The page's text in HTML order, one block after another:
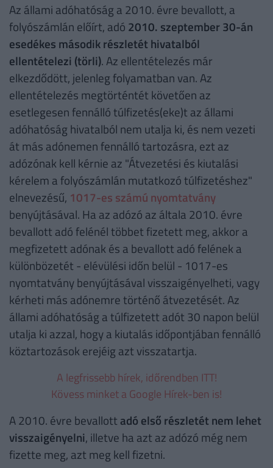
Az állami adóhatóság a 2010. évre bevallott, a
folyószámlán előírt, adó 2010. szeptember 30-án
esedékes második részletét hivatalból
ellentételezi (törli). Az ellentételezés már
elkezdődött, jelenleg folyamatban van. Az
ellentételezés megtörténtét követően az
esetlegesen fennálló túlfizetés(eke)t az állami
adóhatóság hivatalból nem utalja ki, és nem vezeti
át más adónemen fennálló tartozásra, ezt az
adózónak kell kérnie az "Átvezetési és kiutalási
kérelem a folyószámlán mutatkozó túlfizetéshez"
elnevezésű, 1017-es számú nyomtatvány
benyújtásával. Ha az adózó az általa 2010. évre
bevallott adó felénél többet fizetett meg, akkor a
megfizetett adónak és a bevallott adó felének a
különbözetét - elévülési időn belül - 1017-es
nyomtatvány benyújtásával visszaigényelheti, vagy
kérheti más adónemre történő átvezetését. Az
állami adóhatóság a túlfizetett adót 30 napon belül
utalja ki azzal, hogy a kiutalás időpontjában fennálló
köztartozások erejéig azt visszatartja.
A legfrissebb hírek, időrendben ITT!
Kövess minket a Google Hírek-ben is!
A 2010. évre bevallottadó első részletét nem lehet
visszaigényelni, illetve ha azt az adózó még nem
fizette meg, azt meg kell fizetni.